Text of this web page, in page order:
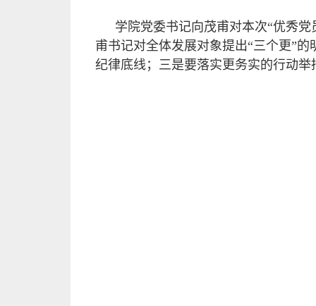
学院党委书记向茂甫对本次“优秀
甫书记对全体发展对象提出“三个更”
纪律底线；三是要落实更务实的行动